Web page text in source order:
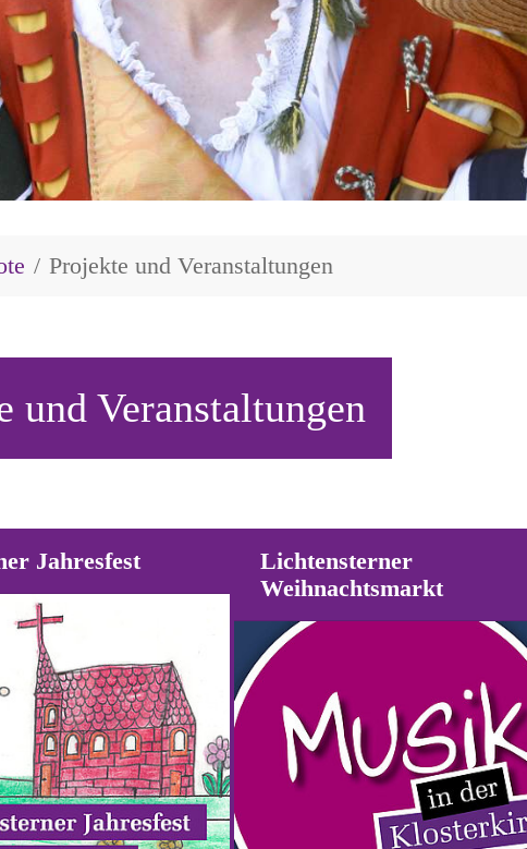
Projekte und Veranstaltungen
und Veranstaltungen
Jahresfest
Lichtensterner
Weihnachtsmarkt